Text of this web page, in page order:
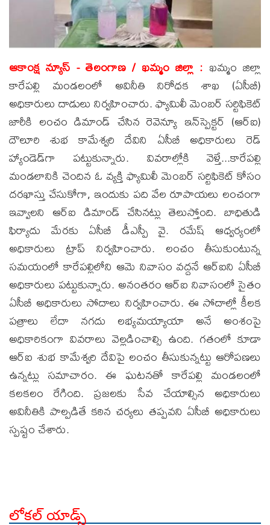
ఆకాంక్ష న్యూస్ - తెలంగాణ / ఖమ్మం జిల్లా : ఖమ్మం జిల్లా
కారేపల్లి మండలంలో అవినీతి నిరోధక శాఖ (ఏసీబీ)
అధికారులు దాడులు నిర్వహించారు. ఫ్యామిలీ మెంబర్ సర్టిఫికెట్
జారీకి లంచం డిమాండ్ చేసిన రెవెన్యూ ఇన్‌స్పెక్టర్ (ఆర్‌ఐ)
దౌలూరి శుభ కామేశ్వరి దేవిని ఏసీబీ అధికారులు రెడ్
హ్యాండెడ్‌గా పట్టుకున్నారు. వివరాల్లోకి వెళ్తే...కారేపల్లి
మండలానికి చెందిన ఓ వ్యక్తి ఫ్యామిలీ మెంబర్ సర్టిఫికెట్ కోసం
దరఖాస్తు చేసుకోగా, ఇందుకు పది వేల రూపాయలు లంచంగా
ఇవ్వాలని ఆర్‌ఐ డిమాండ్ చేసినట్లు తెలుస్తోంది. బాధితుడి
ఫిర్యాదు మేరకు ఏసీబీ డీఎస్పీ వై. రమేష్ ఆధ్వర్యంలో
అధికారులు ట్రాప్ నిర్వహించారు. లంచం తీసుకుంటున్న
సమయంలో కారేపల్లిలోని ఆమె నివాసం వద్దనే ఆర్‌ఐని ఏసీబీ
అధికారులు పట్టుకున్నారు. అనంతరం ఆర్‌ఐ నివాసంలో సైతం
ఏసీబీ అధికారులు సోదాలు నిర్వహించారు. ఈ సోదాల్లో కీలక
పత్రాలు లేదా నగదు లభ్యమయ్యాయా అనే అంశంపై
అధికారికంగా వివరాలు వెల్లడించాల్సి ఉంది. గతంలో కూడా
ఆర్‌ఐ శుభ కామేశ్వరి దేవిపై లంచం తీసుకున్నట్టు ఆరోపణలు
ఉన్నట్లు సమాచారం. ఈ ఘటనతో కారేపల్లి మండలంలో
కలకలం రేగింది. ప్రజలకు సేవ చేయాల్సిన అధికారులు
అవినీతికి పాల్పడితే కఠిన చర్యలు తప్పవని ఏసీబీ అధికారులు
స్పష్టం చేశారు.
లోకల్ యాడ్స్